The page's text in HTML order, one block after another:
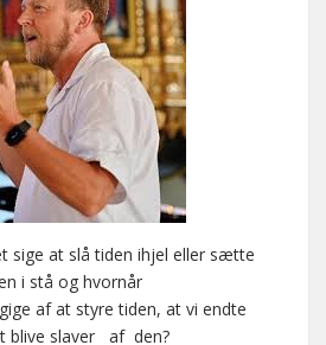
at slå tiden ihjel eller sætte
i stå og hvornår
af at styre tiden, at vi endte
blive slaver af den?